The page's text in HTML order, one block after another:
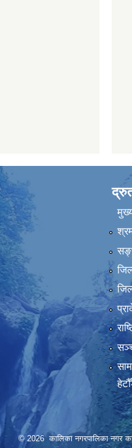
© 2026 कालिका नगरपालिका नगर